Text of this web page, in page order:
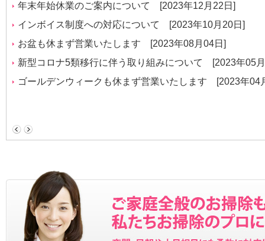
年末年始休業のご案内について
[2023年12月22日]
インボイス制度への対応について
[2023年10月20日]
お盆も休まず営業いたします [2023年08月04日]
新型コロナ5類移行に伴う取り組みについて
[2023年05
ゴールデンウィークも休まず営業いたします [2023年04